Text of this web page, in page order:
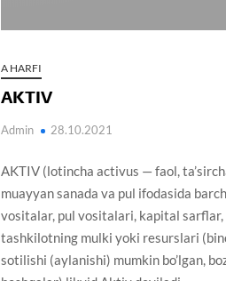
A HARFI
AKTIV
Admin 28.10.2021
AKTIV (lotincha activus — faol,
muayyan sanada va pul ifodasida
vositalar, pul vositalari, kapital
tashkilotning mulki yoki resurslari
sotilishi (aylanishi) mumkin bo’lgan,